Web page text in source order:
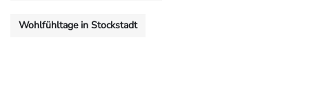
Wohlfühltage in Stockstadt